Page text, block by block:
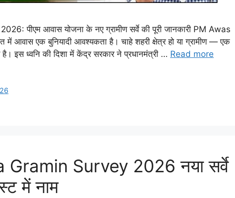
पीएम आवास योजना के नए ग्रामीण सर्वे की पूरी जानकारी PM Awas
एक बुनियादी आवश्यकता है। चाहे शहरी क्षेत्र हो या ग्रामीण — एक
इस ध्वनि की दिशा में केंद्र सरकार ने प्रधानमंत्री … Read more
Survey 2026 नया सर्वे
में नाम